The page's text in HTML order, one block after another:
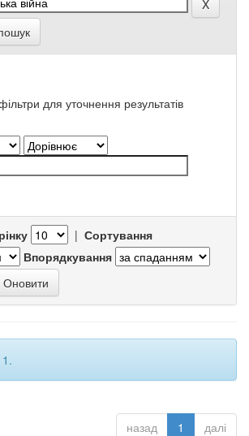
для уточнення результатів
| Сортування
Впорядкування
1.
назад 1 далі